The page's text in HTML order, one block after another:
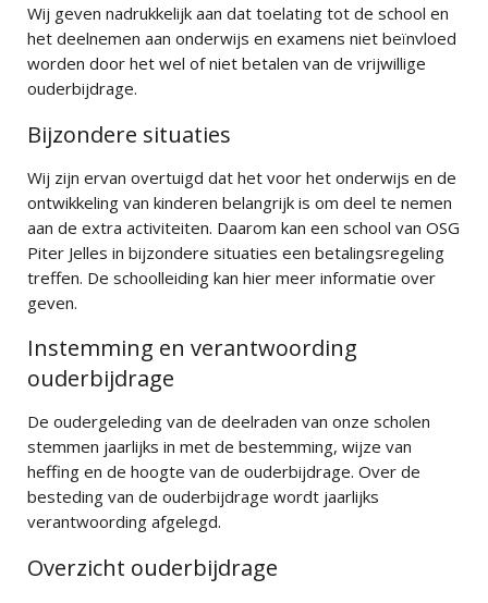
Wij geven nadrukkelijk aan dat toelating tot de school en
het deelnemen aan onderwijs en examens niet beïnvloed
worden door het wel of niet betalen van de vrijwillige
ouderbijdrage.
Bijzondere situaties
Wij zijn ervan overtuigd dat het voor het onderwijs en de
ontwikkeling van kinderen belangrijk is om deel te nemen
aan de extra activiteiten. Daarom kan een school van OSG
Piter Jelles in bijzondere situaties een betalingsregeling
treffen. De schoolleiding kan hier meer informatie over
geven.
Instemming en verantwoording
ouderbijdrage
De oudergeleding van de deelraden van onze scholen
stemmen jaarlijks in met de bestemming, wijze van
heffing en de hoogte van de ouderbijdrage. Over de
besteding van de ouderbijdrage wordt jaarlijks
verantwoording afgelegd.
Overzicht ouderbijdrage